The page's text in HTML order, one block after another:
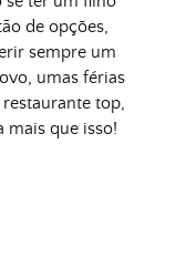
de opções,
sempre um
umas férias
top,
mais que isso!